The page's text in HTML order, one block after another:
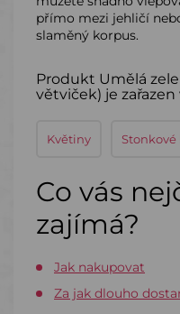
přímo mezi jehličí
slaměný korpus.
Produkt Umělá
větviček) je
Květiny Stonkové
Co vás
zajímá?
Jak nakupovat
Za jak dlouho